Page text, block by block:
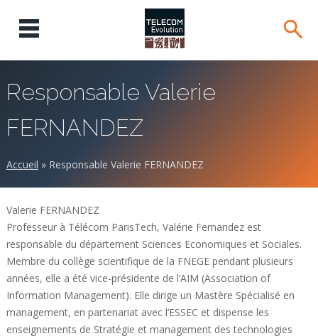
Responsable Valerie
FERNANDEZ
Accueil » Responsable Valerie FERNANDEZ
Valerie FERNANDEZ
Professeur à Télécom ParisTech, Valérie Fernandez est
responsable du département Sciences Economiques et Sociales.
Membre du collège scientifique de la FNEGE pendant plusieurs
années, elle a été vice-présidente de l’AIM (Association of
Information Management). Elle dirige un Mastère Spécialisé en
management, en partenariat avec l’ESSEC et dispense les
enseignements de Stratégie et management des technologies